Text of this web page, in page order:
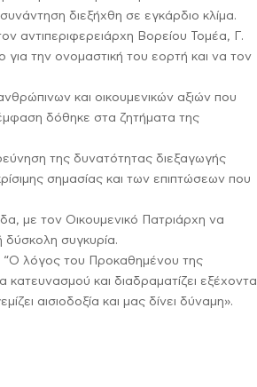
διεξήχθη σε εγκάρδιο κλίμα.
αντιπεριφερειάρχη Βορείου Τομέα, Γ.
την ονομαστική του εορτή και να τον
και οικουμενικών αξιών που
έμφαση δόθηκε στα ζητήματα της
της δυνατότητας διεξαγωγής
σημασίας και των επιπτώσεων που
με τον Οικουμενικό Πατριάρχη να
δύσκολη συγκυρία.
“Ο λόγος του Προκαθημένου της
και διαδραματίζει εξέχοντα
αισιοδοξία και μας δίνει δύναμη».